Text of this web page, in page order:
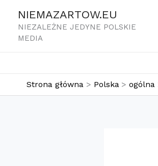
treści
NIEMAZARTOW.EU
NIEZALEŻNE JEDYNE POLSKIE
MEDIA
Strona główna Polska ogólna